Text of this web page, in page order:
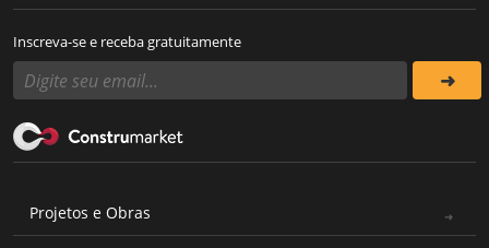
Inscreva-se e receba gratuitamente
Projetos e Obras